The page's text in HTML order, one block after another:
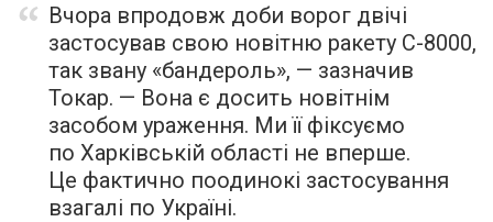
Вчора впродовж доби ворог двічі
застосував свою новітню ракету С-8000,
так звану «бандероль», — зазначив
Токар. — Вона є досить новітнім
засобом ураження. Ми її фіксуємо
по Харківській області не вперше.
Це фактично поодинокі застосування
взагалі по Україні.